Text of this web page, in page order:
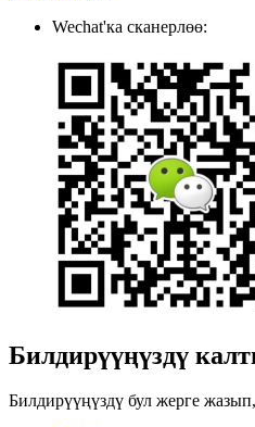
Wechat'ка сканерлөө:
Билдирүүңүздү
Билдирүүңүздү бул жерге